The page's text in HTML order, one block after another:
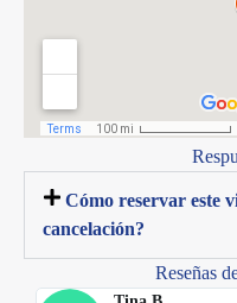
Cómo reservar este
cancelación?
Reseñas